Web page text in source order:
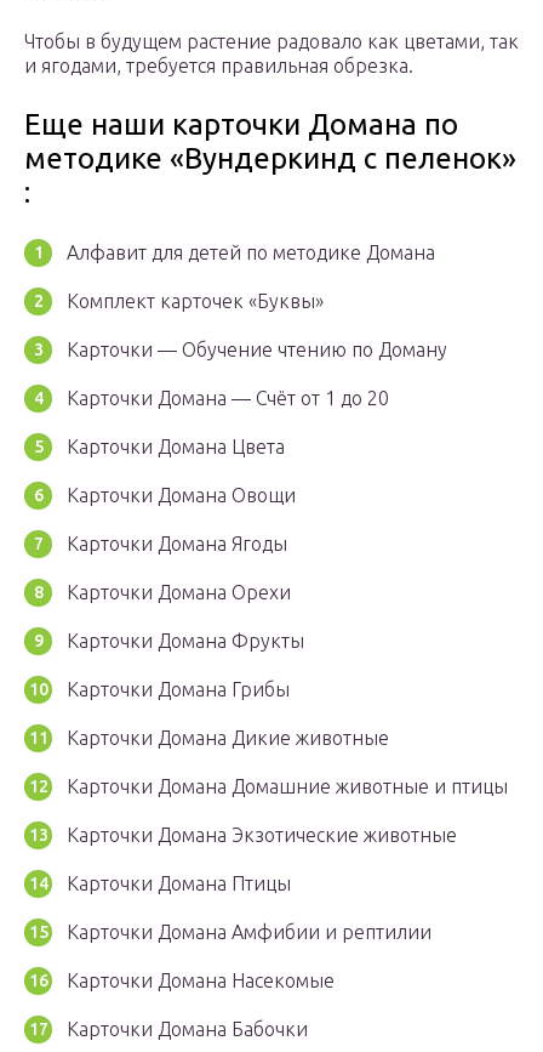
Чтобы в будущем растение радовало как цветами, так
и ягодами, требуется правильная обрезка.
Еще наши карточки Домана по
методике «Вундеркинд с пеленок»
:
Алфавит для детей по методике Домана
Комплект карточек «Буквы»
Карточки — Обучение чтению по Доману
Карточки Домана — Счёт от 1 до 20
Карточки Домана Цвета
Карточки Домана Овощи
Карточки Домана Ягоды
Карточки Домана Орехи
Карточки Домана Фрукты
Карточки Домана Грибы
Карточки Домана Дикие животные
Карточки Домана Домашние животные и птицы
Карточки Домана Экзотические животные
Карточки Домана Птицы
Карточки Домана Амфибии и рептилии
Карточки Домана Насекомые
Карточки Домана Бабочки